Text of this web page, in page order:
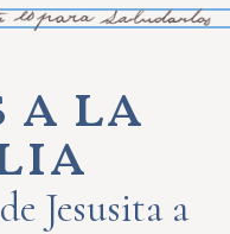
a la
Jesusita a